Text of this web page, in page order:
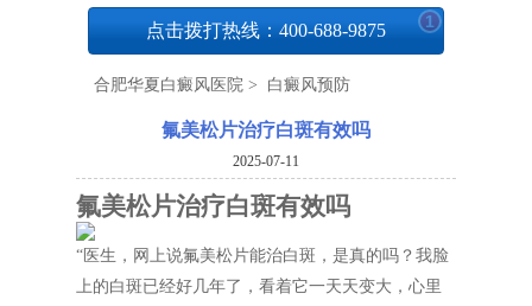
点击拨打热线：400-688-9875 1
合肥华夏白癜风医院 > 白癜风预防
氟美松片治疗白斑有效吗
2025-07-11
氟美松片治疗白斑有效吗
“医生，网上说氟美松片能治白斑，是真的吗？我脸
上的白斑已经好几年了，看着它一天天变大，心里